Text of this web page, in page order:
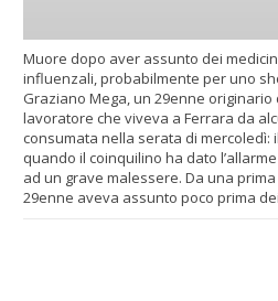
Muore dopo aver assunto dei
influenzali, probabilmente per uno
Graziano Mega, un 29enne
lavoratore che viveva a Ferrara da
consumata nella serata di mercoledì:
quando il coinquilino ha dato
ad un grave malessere. Da una
29enne aveva assunto poco prima